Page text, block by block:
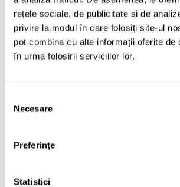
rețele sociale, de publicitate și de
privire la modul în care folosiți site-ul
pot combina cu alte informații oferite de
în urma folosirii serviciilor lor.
consimțământului
Necesare
Preferinţe
Statistici
Solicită informații
Vizualizare PDF